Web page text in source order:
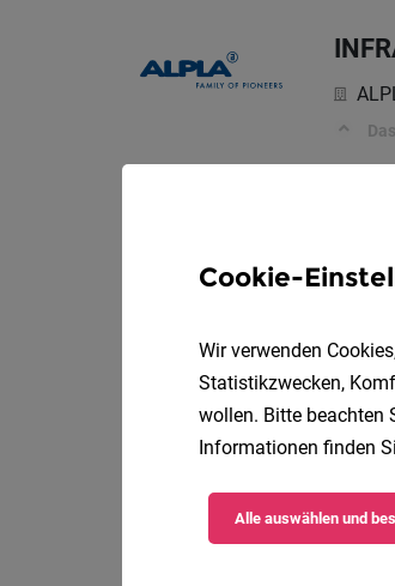
Cookie-
Wir verwenden
Statistikzwecken,
wollen. Bitte beachten
Informationen finden
Alle auswählen und